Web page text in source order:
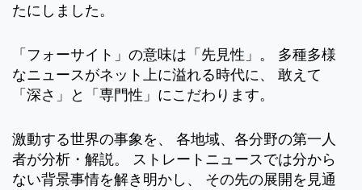
たにしました。
「フォーサイト」の意味は「先見性」。 多種多様
なニュースがネット上に溢れる時代に、 敢えて
「深さ」と「専門性」にこだわります。
激動する世界の事象を、 各地域、各分野の第一人
者が分析・解説。 ストレートニュースでは分から
ない背景事情を解き明かし、 その先の展開を見通